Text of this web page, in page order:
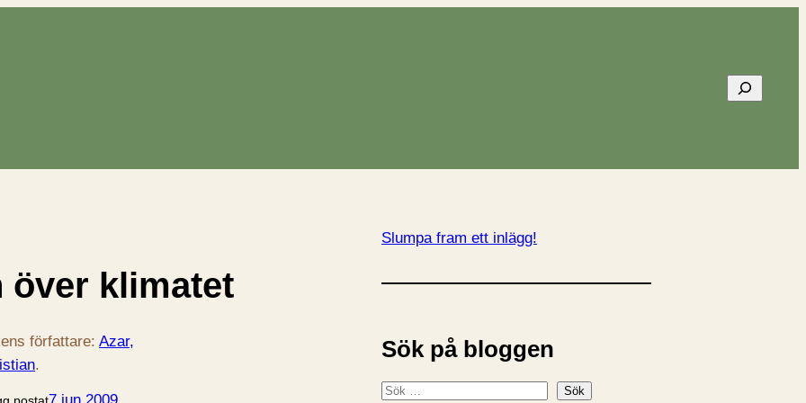
Sök
över klimatet
författare: Azar,
.
postat7 jun 2009
Slumpa fram ett inlägg!
Sök på bloggen
S
Sök